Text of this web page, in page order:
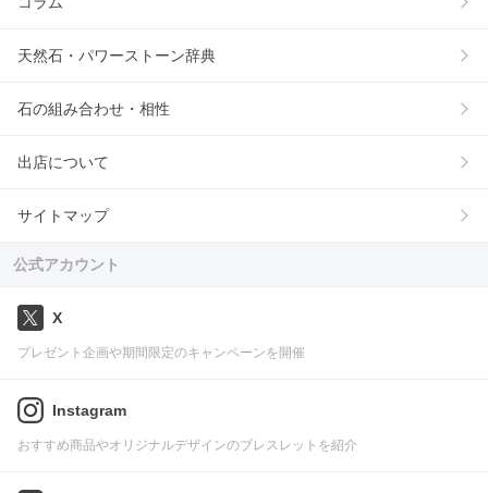
天然石・パワーストーン辞典
石の組み合わせ・相性
出店について
サイトマップ
公式アカウント
X
プレゼント企画や期間限定のキャンペーンを開催
Instagram
おすすめ商品やオリジナルデザインのブレスレットを紹介